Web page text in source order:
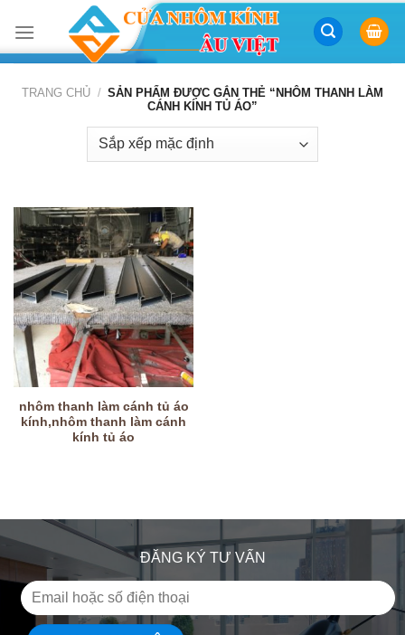
content
TRANG CHỦ / SẢN PHẨM ĐƯỢC GẮN THẺ “NHÔM THANH LÀM
CÁNH KÍNH TỦ ÁO”
nhôm thanh làm cánh tủ áo
kính,nhôm thanh làm cánh
kính tủ áo
ĐĂNG KÝ TƯ VẤN